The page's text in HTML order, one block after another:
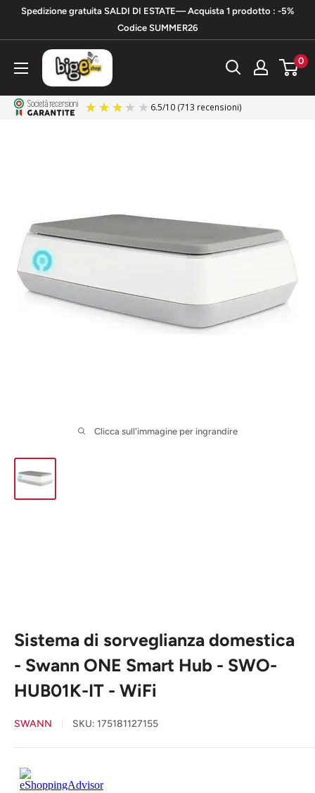
contenuto
Spedizione gratuita SALDI DI ESTATE— Acquista 1 prodotto : -5%
Codice SUMMER26
bigeshop 0
Clicca sull'immagine per ingrandire
Sistema di sorveglianza domestica
- Swann ONE Smart Hub - SWO-
HUB01K-IT - WiFi
SWANN SKU: 175181127155